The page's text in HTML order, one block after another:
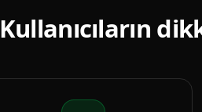
Kullanıcıların